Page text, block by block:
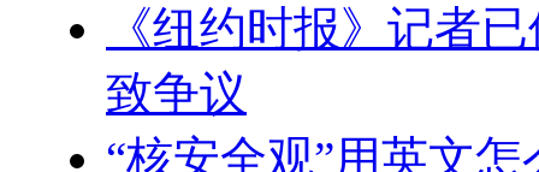
《纽约时报》记者
致争议
“核安全观”用英文怎